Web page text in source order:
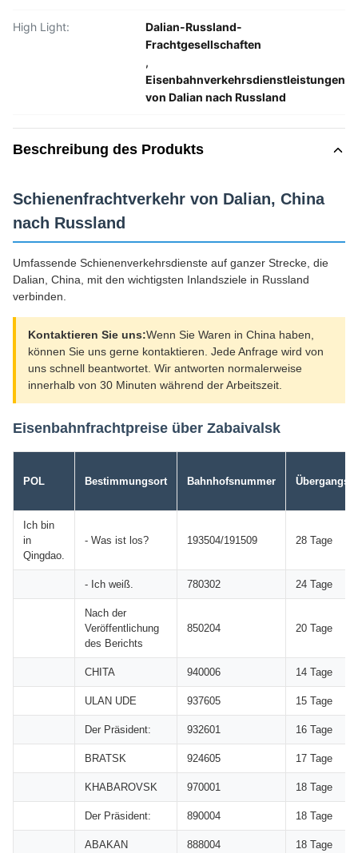
High Light:
Dalian-Russland-
Frachtgesellschaften
,
Eisenbahnverkehrsdienstleistungen
von Dalian nach Russland
Beschreibung des Produkts
Schienenfrachtverkehr von Dalian, China
nach Russland
Umfassende Schienenverkehrsdienste auf ganzer Strecke, die
Dalian, China, mit den wichtigsten Inlandsziele in Russland
verbinden.
Kontaktieren Sie uns:Wenn Sie Waren in China haben,
können Sie uns gerne kontaktieren. Jede Anfrage wird von
uns schnell beantwortet. Wir antworten normalerweise
innerhalb von 30 Minuten während der Arbeitszeit.
Eisenbahnfrachtpreise über Zabaivalsk
POL Bestimmungsort Bahnhofsnummer
Ich bin
in
Qingdao.
- Was ist los? 193504/191509 28 Tage
- Ich weiß. 780302 24 Tage
Nach der
Veröffentlichung
des Berichts
850204 20 Tage
CHITA 940006 14 Tage
ULAN UDE 937605 15 Tage
Der Präsident: 932601 16 Tage
BRATSK 924605 17 Tage
KHABAROVSK 970001 18 Tage
Der Präsident: 890004 18 Tage
ABAKAN 888004 18 Tage